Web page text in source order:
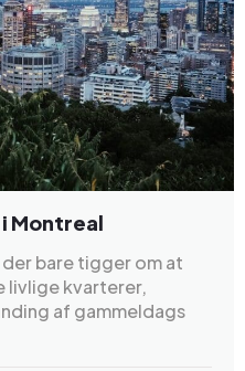
Montreal
bare tigger om at
livlige kvarterer,
af gammeldags